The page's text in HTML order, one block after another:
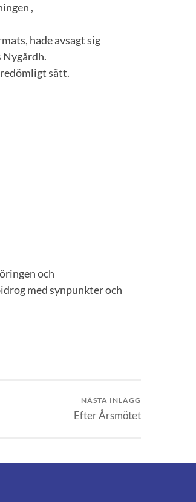
,
hade avsagt sig
Nygårdh.
sätt.
och
med synpunkter och
NÄSTA INLÄGG
Efter Årsmötet